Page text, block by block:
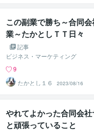
この副業で勝ち～合同
業～たかとしＴＴ日々
記事
ビジネス・マーケティング
9
たかとし１６
2023/08/16
やれてよかった合同会
と頑張っていること